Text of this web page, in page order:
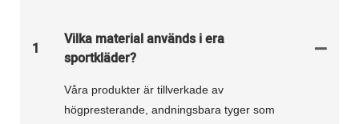
1
Vilka material används i era
sportkläder?
Våra produkter är tillverkade av
högpresterande, andningsbara tyger som